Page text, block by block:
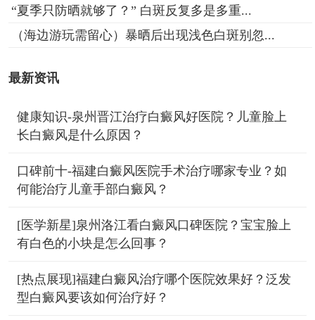
“夏季只防晒就够了？” 白斑反复多是多重...
（海边游玩需留心）暴晒后出现浅色白斑别忽...
最新资讯
健康知识-泉州晋江治疗白癜风好医院？儿童脸上
长白癜风是什么原因？
口碑前十-福建白癜风医院手术治疗哪家专业？如
何能治疗儿童手部白癜风？
[医学新星]泉州洛江看白癜风口碑医院？宝宝脸上
有白色的小块是怎么回事？
[热点展现]福建白癜风治疗哪个医院效果好？泛发
型白癜风要该如何治疗好？